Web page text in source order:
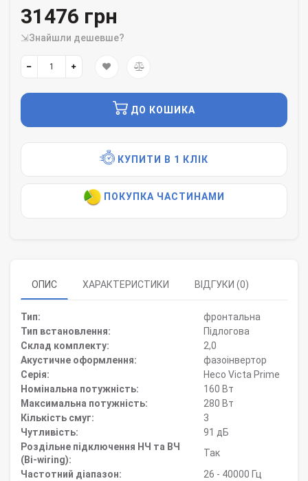
31476 грн
⇲Знайшли дешевше?
ДО КОШИКА
КУПИТИ В 1 КЛІК
ПОКУПКА ЧАСТИНАМИ
ОПИС ХАРАКТЕРИСТИКИ ВІДГУКИ (0)
Тип:
фронтальна
Тип встановлення:
Підлогова
Склад комплекту:
2,0
Акустичне оформлення:
фазоінвертор
Серія:
Heco Victa Prime
Номінальна потужність:
160 Вт
Максимальна потужність:
280 Вт
Кількість смуг:
3
Чутливість:
91 дБ
Роздільне підключення НЧ та ВЧ
(Bi-wiring):
Так
Частотний діапазон:
26 - 40000 Гц